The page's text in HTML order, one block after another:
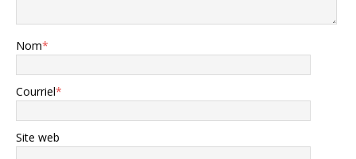
Nom*
Courriel*
Site web